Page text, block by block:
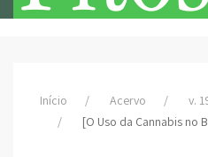
Início Acervo
v.
[O Uso da Cannabis no